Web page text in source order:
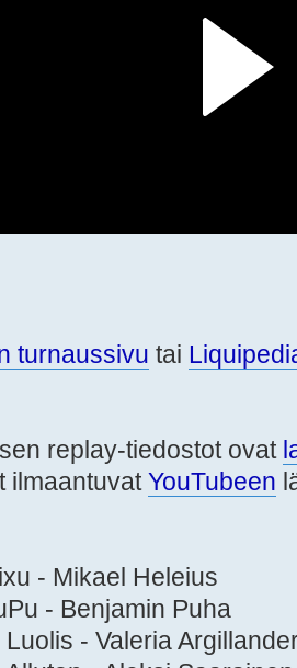
turnaussivu tai
replay-tiedostot ovat
ilmaantuvatYouTubeen
- Mikael Heleius
- Benjamin Puha
Luolis - Valeria